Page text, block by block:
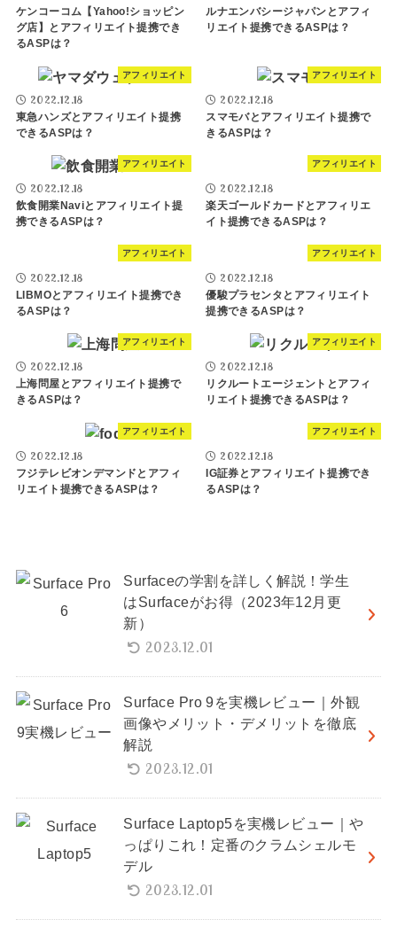
ケンコーコム【Yahoo!ショッピン
グ店】とアフィリエイト提携でき
るASPは？
ルナエンバシージャパンとアフィ
リエイト提携できるASPは？
アフィリエイト
2022.12.18
東急ハンズとアフィリエイト提携
できるASPは？
アフィリエイト
2022.12.18
スマモバとアフィリエイト提携で
きるASPは？
アフィリエイト
2022.12.18
飲食開業Naviとアフィリエイト提
携できるASPは？
アフィリエイト
2022.12.18
楽天ゴールドカードとアフィリエ
イト提携できるASPは？
アフィリエイト
2022.12.18
LIBMOとアフィリエイト提携でき
るASPは？
アフィリエイト
2022.12.18
優駿プラセンタとアフィリエイト
提携できるASPは？
アフィリエイト
2022.12.18
上海問屋とアフィリエイト提携で
きるASPは？
アフィリエイト
2022.12.18
リクルートエージェントとアフィ
リエイト提携できるASPは？
アフィリエイト
2022.12.18
フジテレビオンデマンドとアフィ
リエイト提携できるASPは？
アフィリエイト
2022.12.18
IG証券とアフィリエイト提携でき
るASPは？
Surfaceの学割を詳しく解説！学生
はSurfaceがお得（2023年12月更
新）
2023.12.01
Surface Pro 9を実機レビュー｜外観
画像やメリット・デメリットを徹底
解説
2023.12.01
Surface Laptop5を実機レビュー｜や
っぱりこれ！定番のクラムシェルモ
デル
2023.12.01